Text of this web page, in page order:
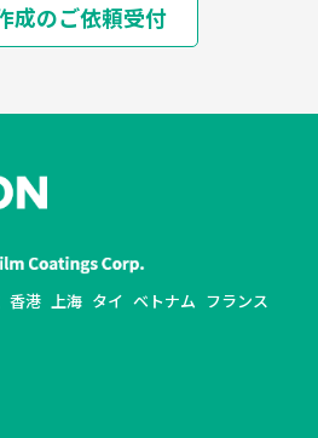
成のご依頼受付
香港 上海 タイ ベトナム フランス